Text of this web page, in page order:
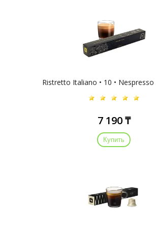
Ristretto Italiano • 10 • Nespresso
7 190 ₸
Купить